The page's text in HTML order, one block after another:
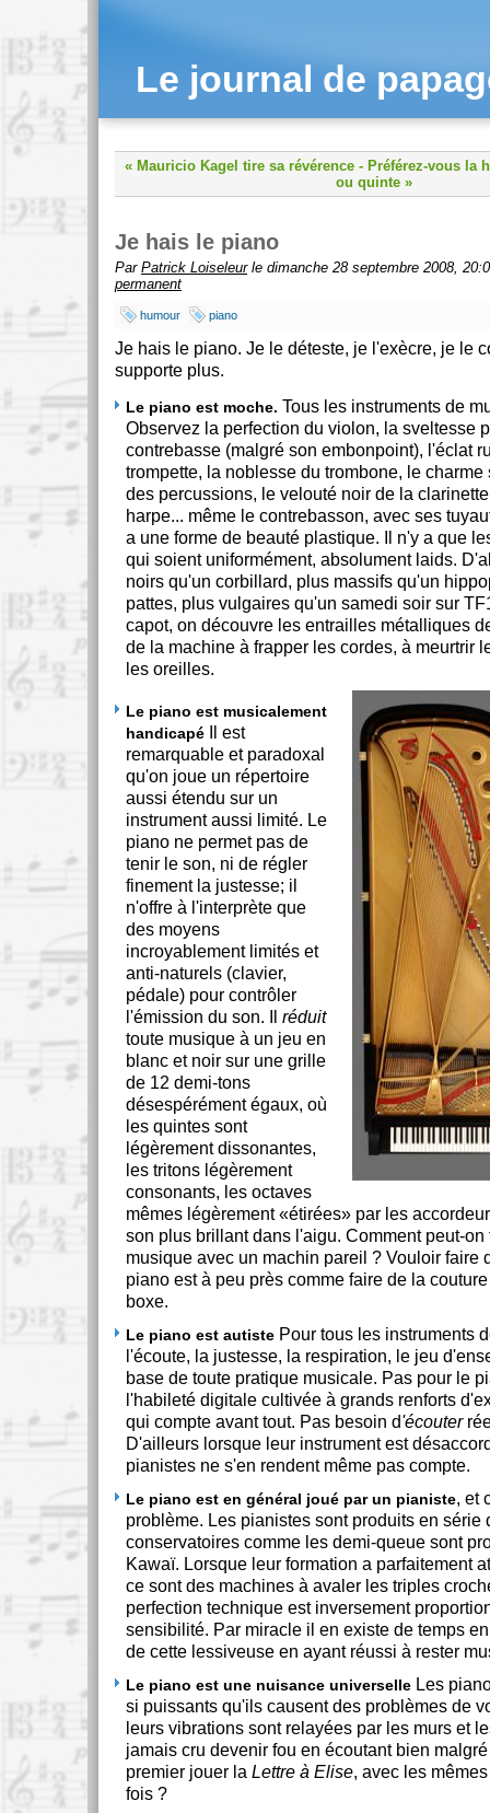
Le journal de
« Mauricio Kagel tire sa révérence - Préférez-vous la
ou quinte »
Je hais le piano
Par Patrick Loiseleurle dimanche 28 septembre 2008,
permanent
humour piano
Je hais le piano. Je le déteste, je l'exècre, je le
supporte plus.
Le piano est moche. Tous les instruments de
Observez la perfection du violon, la sveltesse
contrebasse (malgré son embonpoint), l'éclat
trompette, la noblesse du trombone, le
des percussions, le velouté noir de la
harpe... même le contrebasson, avec ses
a une forme de beauté plastique. Il n'y a que
qui soient uniformément, absolument laids.
noirs qu'un corbillard, plus massifs qu'un
pattes, plus vulgaires qu'un samedi soir sur
capot, on découvre les entrailles métalliques
de la machine à frapper les cordes, à meurtrir
les oreilles.
Le piano est musicalement
handicapé Il est
remarquable et paradoxal
qu'on joue un répertoire
aussi étendu sur un
instrument aussi limité. Le
piano ne permet pas de
tenir le son, ni de régler
finement la justesse; il
n'offre à l'interprète que
des moyens
incroyablement limités et
anti-naturels (clavier,
pédale) pour contrôler
l'émission du son. Il réduit
toute musique à un jeu en
blanc et noir sur une grille
de 12 demi-tons
désespérément égaux, où
les quintes sont
légèrement dissonantes,
les tritons légèrement
consonants, les octaves
mêmes légèrement
étirées
par les
son plus brillant dans l'aigu. Comment peut-on
musique avec un machin pareil ? Vouloir faire
piano est à peu près comme faire de la
boxe.
Le piano est autiste Pour tous les instruments
l'écoute, la justesse, la respiration, le jeu
base de toute pratique musicale. Pas pour le
l'habileté digitale cultivée à grands renforts
qui compte avant tout. Pas besoin d'écouter
D'ailleurs lorsque leur instrument est
pianistes ne s'en rendent même pas compte.
Le piano est en général joué par un pianiste, et
problème. Les pianistes sont produits en série
conservatoires comme les demi-queue sont
Kawaï. Lorsque leur formation a parfaitement
ce sont des machines à avaler les triples
perfection technique est inversement
sensibilité. Par miracle il en existe de temps
de cette lessiveuse en ayant réussi à rester
Le piano est une nuisance universelle Les
si puissants qu'ils causent des problèmes de
leurs vibrations sont relayées par les murs et
jamais cru devenir fou en écoutant bien
premier jouer la Lettre à Elise, avec les
fois ?